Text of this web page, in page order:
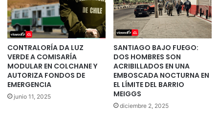
CONTRALORÍA DA LUZ
VERDE A COMISARÍA
MODULAR EN COLCHANE Y
AUTORIZA FONDOS DE
EMERGENCIA
junio 11, 2025
SANTIAGO BAJO FUEGO:
DOS HOMBRES SON
ACRIBILLADOS EN UNA
EMBOSCADA NOCTURNA EN
EL LÍMITE DEL BARRIO
MEIGGS
diciembre 2, 2025